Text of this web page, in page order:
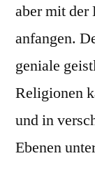
aber mit
anfangen.
geniale
Religionen
und in
Ebenen